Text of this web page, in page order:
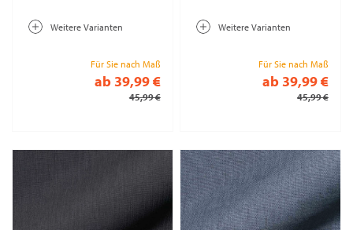
Weitere Varianten
Für Sie nach Maß
ab 39,99 €
45,99 €
Weitere Varianten
Für Sie nach Maß
ab 39,99 €
45,99 €